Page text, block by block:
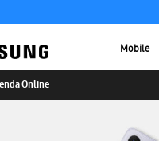
Mobile
Online